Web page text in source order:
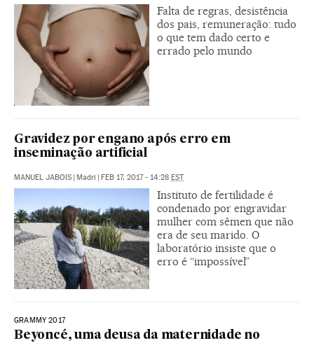
Falta de regras, desistência
dos pais, remuneração: tudo
o que tem dado certo e
errado pelo mundo
Gravidez por engano após erro em
inseminação artificial
MANUEL JABOIS | Madri | FEB 17, 2017 - 14:28 EST
Instituto de fertilidade é
condenado por engravidar
mulher com sêmen que não
era de seu marido. O
laboratório insiste que o
erro é “impossível”
GRAMMY 2017
Beyoncé, uma deusa da maternidade no